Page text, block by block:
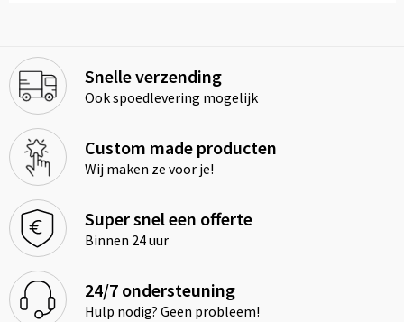
Snelle verzending
Ook spoedlevering mogelijk
Custom made producten
Wij maken ze voor je!
Super snel een offerte
Binnen 24 uur
24/7 ondersteuning
Hulp nodig? Geen probleem!